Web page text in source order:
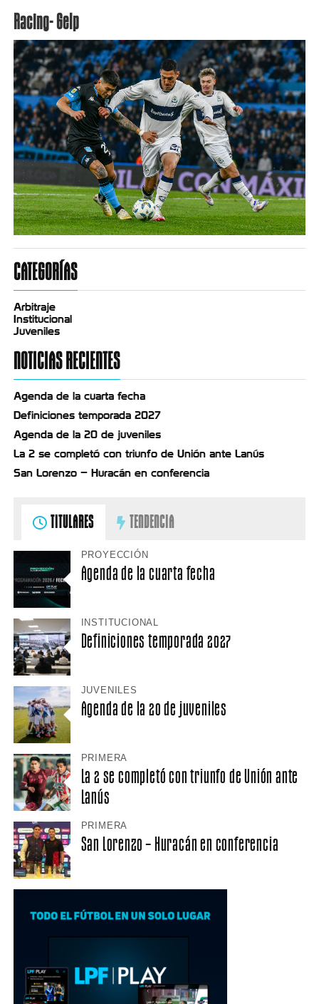
Racing- Gelp
CATEGORÍAS
Arbitraje
Institucional
Juveniles
NOTICIAS RECIENTES
Agenda de la cuarta fecha
Definiciones temporada 2027
Agenda de la 20 de juveniles
La 2 se completó con triunfo de Unión ante Lanús
San Lorenzo – Huracán en conferencia
TITULARES TENDENCIA
PROYECCIÓN
Agenda de la cuarta fecha
INSTITUCIONAL
Definiciones temporada 2027
JUVENILES
Agenda de la 20 de juveniles
PRIMERA
La 2 se completó con triunfo de Unión ante
Lanús
PRIMERA
San Lorenzo – Huracán en conferencia